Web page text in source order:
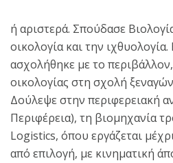
ή αριστερά. Σπούδασε
οικολογία και την ιχθυολογία.
ασχολήθηκε με το
οικολογίας στη σχολή
Δούλεψε στην περιφερειακή
Περιφέρεια), τη βιομηχανία
Logistics, όπου εργάζεται
από επιλογή, με κινηματική